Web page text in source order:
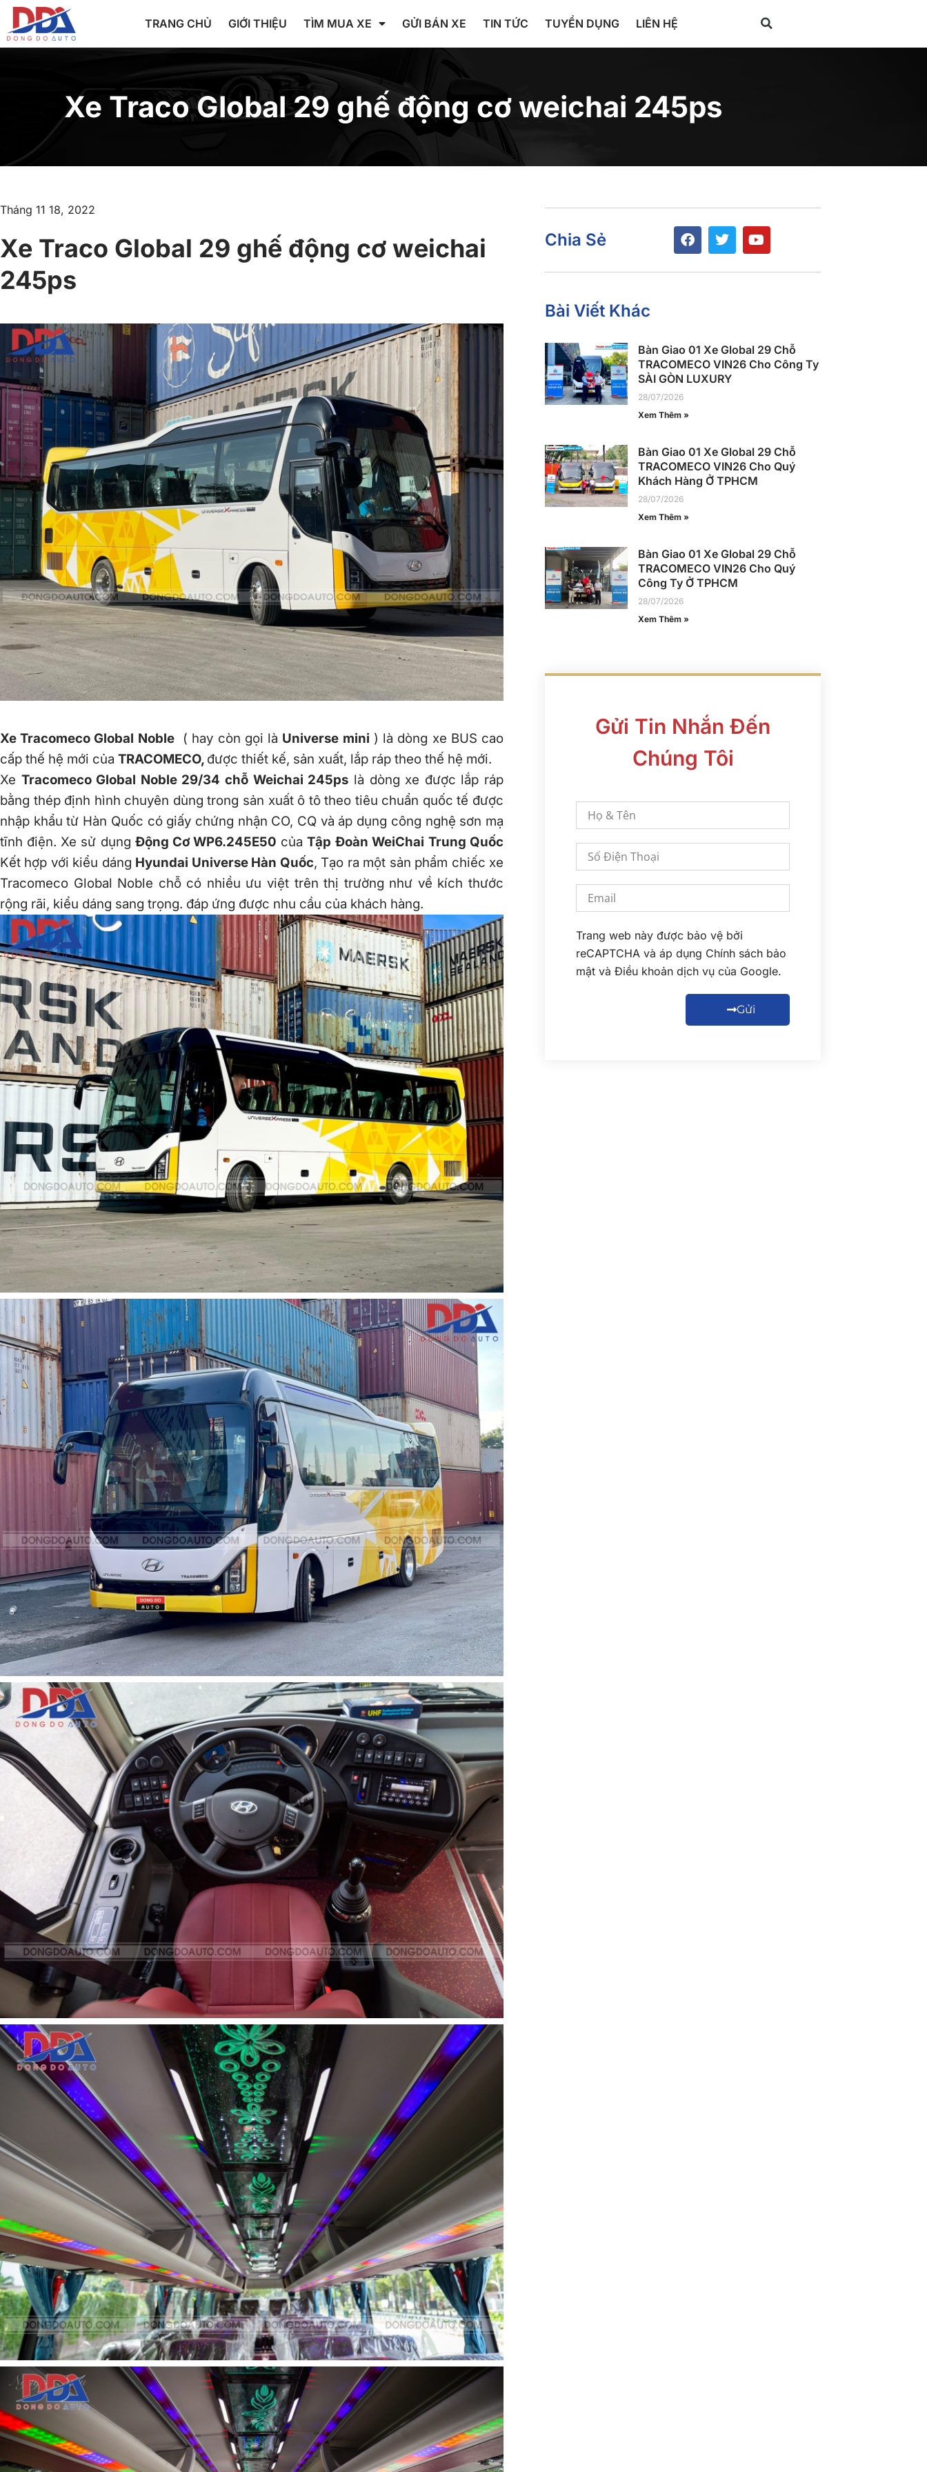
TRANG CHỦ GIỚI THIỆU TÌM MUA XE GỬI BÁN XE TIN TỨC TUYỂN DỤNG LIÊN HỆ
Xe Traco Global 29 ghế động cơ weichai 245ps
Tháng 11 18, 2022
Xe Traco Global 29 ghế động cơ weichai
245ps
XeTracomeco Global Noble( hay còn gọi là Universe mini ) là dòng xe BUS cao
cấp thế hệ mới của TRACOMECO, được thiết kế, sản xuất, lắp ráp theo thế hệ mới.
Xe Tracomeco Global Noble 29/34 chỗ Weichai 245ps là dòng xe được lắp ráp
bằng thép định hình chuyên dùng trong sản xuất ô tô theo tiêu chuẩn quốc tế được
nhập khẩu từ Hàn Quốc có giấy chứng nhận CO, CQ và áp dụng công nghệ sơn mạ
tĩnh điện. Xe sử dụng Động Cơ WP6.245E50 củaTập Đoàn WeiChai Trung Quốc
Kết hợp với kiểu dáng Hyundai Universe Hàn Quốc, Tạo ra một sản phẩm chiếc xe
Tracomeco Global Noble chỗ có nhiều ưu việt trên thị trường như về kích thước
rộng rãi, kiểu dáng sang trọng. đáp ứng được nhu cầu của khách hàng.
Chia Sẻ
Bài Viết Khác
Bàn Giao 01 Xe Global 29 Chỗ
TRACOMECO VIN26 Cho Công Ty
SÀI GÒN LUXURY
28/07/2026
Xem Thêm »
Bàn Giao 01 Xe Global 29 Chỗ
TRACOMECO VIN26 Cho Quý
Khách Hàng Ở TPHCM
28/07/2026
Xem Thêm »
Bàn Giao 01 Xe Global 29 Chỗ
TRACOMECO VIN26 Cho Quý
Công Ty Ở TPHCM
28/07/2026
Xem Thêm »
Gửi Tin Nhắn Đến
Chúng Tôi
Trang web này được bảo vệ bởi
reCAPTCHA và áp dụng Chính sách bảo
mật và Điều khoản dịch vụ của Google.
Gửi